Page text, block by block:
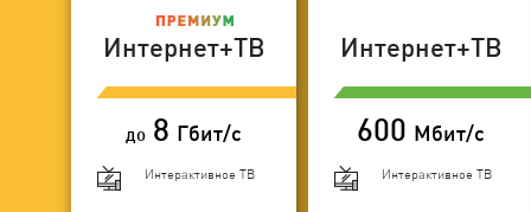
Интернет+ТВ
до 8 Гбит/с
Интерактивное ТВ
Интернет+ТВ
600 Мбит/с
Интерактивное ТВ